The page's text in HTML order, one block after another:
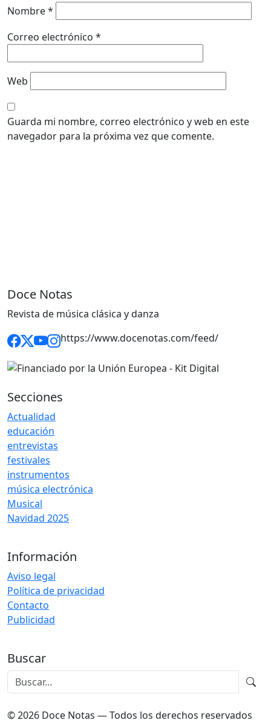
Nombre*
Correo electrónico *
Web
Guarda mi nombre, correo electrónico y web en este
navegador para la próxima vez que comente.
Doce Notas
Revista de música clásica y danza
https://www.docenotas.com/feed/
Secciones
Actualidad
educación
entrevistas
festivales
instrumentos
música electrónica
Musical
Navidad 2025
Información
Aviso legal
Política de privacidad
Contacto
Publicidad
Buscar
© 2026 Doce Notas — Todos los derechos reservados